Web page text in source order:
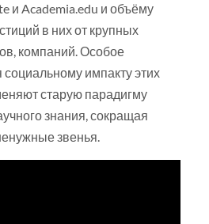
и Academia.edu и объёму
в них от крупных
компаний. Особое
импакту этих
старую парадигму
знания, сокращая
звенья.